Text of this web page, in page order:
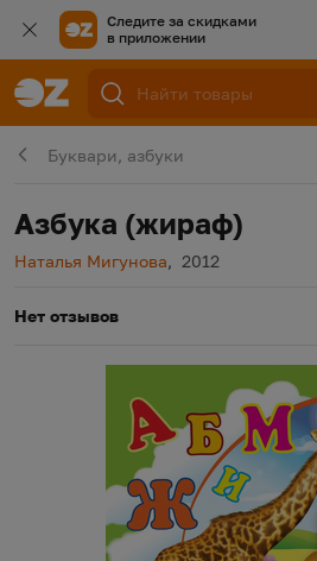
Следите за скидками
в приложении
Буквари, азбуки
Азбука (жираф)
Автор
Наталья Мигунова, Год издания
2012
Нет отзывов